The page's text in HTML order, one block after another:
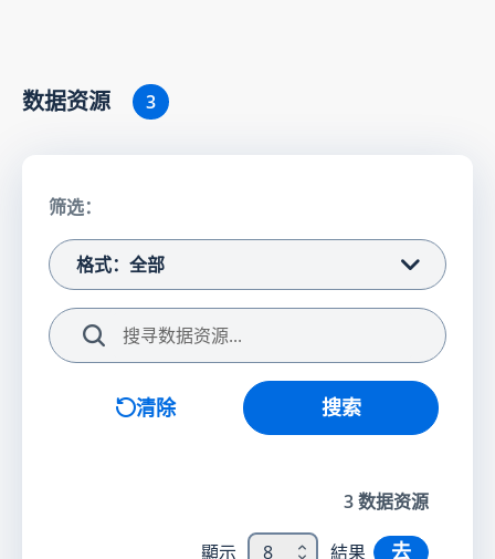
数据资源 3
筛选：
格式：全部
清除 搜索
3数据资源
顯示 8 結果 去